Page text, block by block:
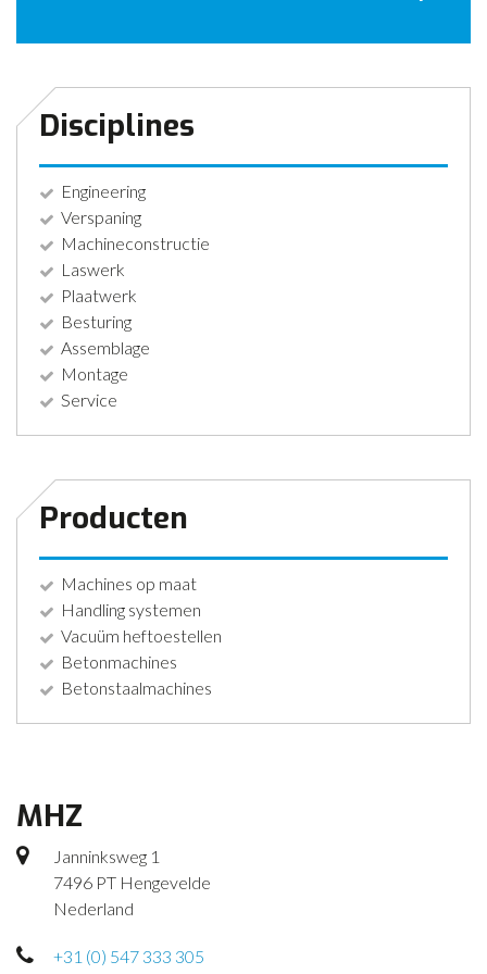
Disciplines
Engineering
Verspaning
Machineconstructie
Laswerk
Plaatwerk
Besturing
Assemblage
Montage
Service
Producten
Machines op maat
Handling systemen
Vacuüm heftoestellen
Betonmachines
Betonstaalmachines
MHZ
Janninksweg 1
7496 PT Hengevelde
Nederland
+31 (0) 547 333 305